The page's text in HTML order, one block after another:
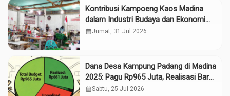
Kontribusi Kampoeng Kaos Madina
dalam Industri Budaya dan Ekonomi
Daerah
calendar_monthJumat, 31 Jul 2026
Dana Desa Kampung Padang di Madina
2025: Pagu Rp965 Juta, Realisasi Baru
Rp661 Juta
calendar_monthSabtu, 25 Jul 2026